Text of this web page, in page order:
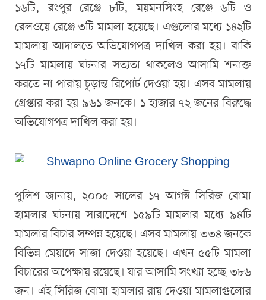
১৬টি, রংপুর রেঞ্জে ৮টি, ময়মনসিংহ রেঞ্জে ৬টি ও
রেলওয়ে রেঞ্জে ৩টি মামলা হয়েছে। এগুলোর মধ্যে ১৪২টি
মামলায় আদালতে অভিযোগপত্র দাখিল করা হয়। বাকি
১৭টি মামলায় ঘটনার সত্যতা থাকলেও আসামি শনাক্ত
করতে না পারায় চূড়ান্ত রিপোর্ট দেওয়া হয়। এসব মামলায়
গ্রেপ্তার করা হয় ৯৬১ জনকে। ১ হাজার ৭২ জনের বিরুদ্ধে
অভিযোগপত্র দাখিল করা হয়।
পুলিশ জানায়, ২০০৫ সালের ১৭ আগস্ট সিরিজ বোমা
হামলার ঘটনায় সারাদেশে ১৫৯টি মামলার মধ্যে ৯৪টি
মামলার বিচার সম্পন্ন হয়েছে। এসব মামলায় ৩৩৪ জনকে
বিভিন্ন মেয়াদে সাজা দেওয়া হয়েছে। এখন ৫৫টি মামলা
বিচারের অপেক্ষায় রয়েছে। যার আসামি সংখ্যা হচ্ছে ৩৮৬
জন। এই সিরিজ বোমা হামলার রায় দেওয়া মামলাগুলোর